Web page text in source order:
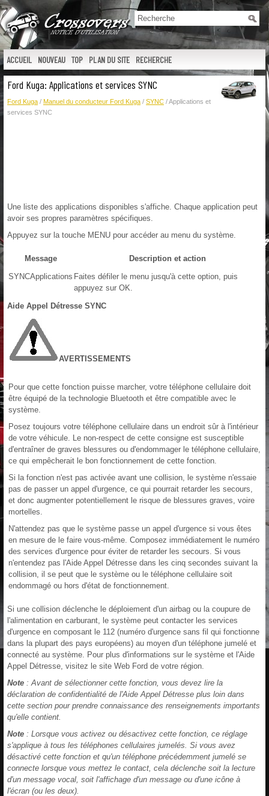
ACCUEIL NOUVEAU TOP PLAN DU SITE RECHERCHE
Ford Kuga: Applications et services SYNC
Ford Kuga / Manuel du conducteur Ford Kuga / SYNC / Applications et
services SYNC
Une liste des applications disponibles s'affiche. Chaque application peut
avoir ses propres paramètres spécifiques.
Appuyez sur la touche MENU pour accéder au menu du système.
Message
Description et action
SYNCApplications Faites défiler le menu jusqu'à cette option, puis
appuyez sur OK.
Aide Appel Détresse SYNC
AVERTISSEMENTS
Pour que cette fonction puisse marcher, votre téléphone cellulaire doit
être équipé de la technologie Bluetooth et être compatible avec le
système.
Posez toujours votre téléphone cellulaire dans un endroit sûr à l'intérieur
de votre véhicule. Le non-respect de cette consigne est susceptible
d'entraîner de graves blessures ou d'endommager le téléphone cellulaire,
ce qui empêcherait le bon fonctionnement de cette fonction.
Si la fonction n'est pas activée avant une collision, le système n'essaie
pas de passer un appel d'urgence, ce qui pourrait retarder les secours,
et donc augmenter potentiellement le risque de blessures graves, voire
mortelles.
N'attendez pas que le système passe un appel d'urgence si vous êtes
en mesure de le faire vous-même. Composez immédiatement le numéro
des services d'urgence pour éviter de retarder les secours. Si vous
n'entendez pas l'Aide Appel Détresse dans les cinq secondes suivant la
collision, il se peut que le système ou le téléphone cellulaire soit
endommagé ou hors d'état de fonctionnement.
Si une collision déclenche le déploiement d'un airbag ou la coupure de
l'alimentation en carburant, le système peut contacter les services
d'urgence en composant le 112 (numéro d'urgence sans fil qui fonctionne
dans la plupart des pays européens) au moyen d'un téléphone jumelé et
connecté au système. Pour plus d'informations sur le système et l'Aide
Appel Détresse, visitez le site Web Ford de votre région.
Note : Avant de sélectionner cette fonction, vous devez lire la
déclaration de confidentialité de l'Aide Appel Détresse plus loin dans
cette section pour prendre connaissance des renseignements importants
qu'elle contient.
Note : Lorsque vous activez ou désactivez cette fonction, ce réglage
s'applique à tous les téléphones cellulaires jumelés. Si vous avez
désactivé cette fonction et qu'un téléphone précédemment jumelé se
connecte lorsque vous mettez le contact, cela déclenche soit la lecture
d'un message vocal, soit l'affichage d'un message ou d'une icône à
l'écran (ou les deux).